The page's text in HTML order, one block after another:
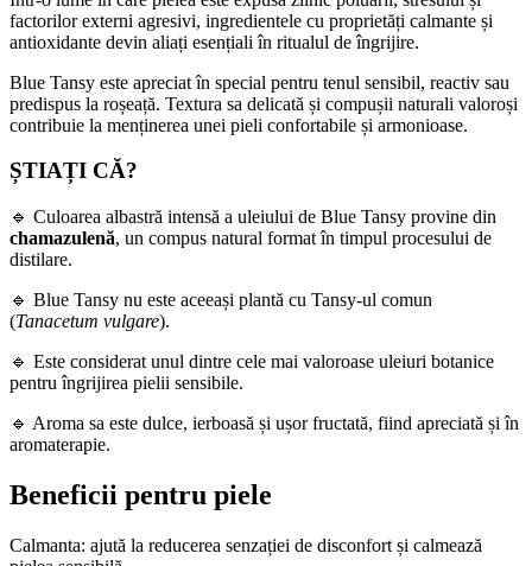
factorilor externi agresivi, ingredientele cu proprietăți calmante și
antioxidante devin aliați esențiali în ritualul de îngrijire.
Blue Tansy este apreciat în special pentru tenul sensibil, reactiv sau
predispus la roșeață. Textura sa delicată și compușii naturali valoroși
contribuie la menținerea unei pieli confortabile și armonioase.
ȘTIAȚI CĂ?
🔹 Culoarea albastră intensă a uleiului de Blue Tansy provine din
chamazulenă, un compus natural format în timpul procesului de
distilare.
🔹 Blue Tansy nu este aceeași plantă cu Tansy-ul comun
(Tanacetum vulgare).
🔹 Este considerat unul dintre cele mai valoroase uleiuri botanice
pentru îngrijirea pielii sensibile.
🔹 Aroma sa este dulce, ierboasă și ușor fructată, fiind apreciată și în
aromaterapie.
Beneficii pentru piele
Calmanta: ajută la reducerea senzației de disconfort și calmează